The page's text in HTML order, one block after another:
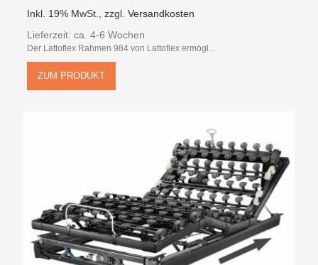
Inkl. 19% MwSt.,zzgl.Versandkosten
Lieferzeit: ca. 4-6 Wochen
Der Lattoflex Rahmen 984 von Lattoflex ermögl...
ZUM PRODUKT